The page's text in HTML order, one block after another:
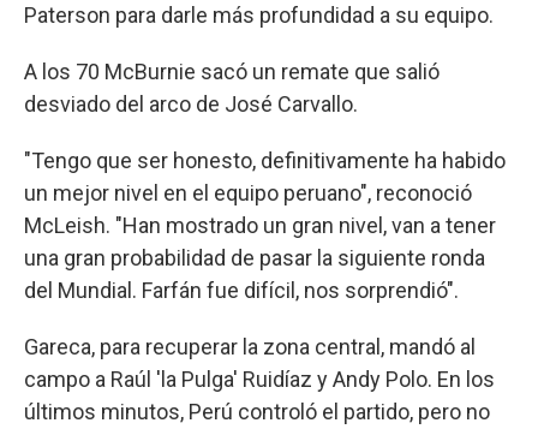
Paterson para darle más profundidad a su equipo.
A los 70 McBurnie sacó un remate que salió
desviado del arco de José Carvallo.
"Tengo que ser honesto, definitivamente ha habido
un mejor nivel en el equipo peruano", reconoció
McLeish. "Han mostrado un gran nivel, van a tener
una gran probabilidad de pasar la siguiente ronda
del Mundial. Farfán fue difícil, nos sorprendió".
Gareca, para recuperar la zona central, mandó al
campo a Raúl 'la Pulga' Ruidíaz y Andy Polo. En los
últimos minutos, Perú controló el partido, pero no